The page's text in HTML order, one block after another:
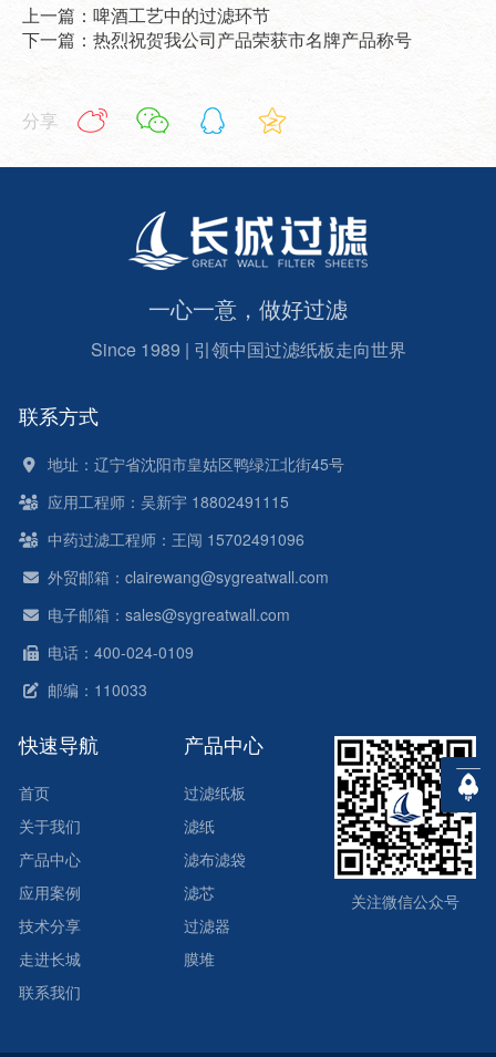
上一篇：啤酒工艺中的过滤环节
下一篇：热烈祝贺我公司产品荣获市名牌产品称号
分享
一心一意，做好过滤
Since 1989 | 引领中国过滤纸板走向世界
联系方式
地址：辽宁省沈阳市皇姑区鸭绿江北街45号
应用工程师：吴新宇 18802491115
中药过滤工程师：王闯 15702491096
外贸邮箱：clairewang@sygreatwall.com
电子邮箱：sales@sygreatwall.com
电话：400-024-0109
邮编：110033
快速导航
首页
关于我们
产品中心
应用案例
技术分享
走进长城
联系我们
产品中心
过滤纸板
滤纸
滤布滤袋
滤芯
过滤器
膜堆
关注微信公众号